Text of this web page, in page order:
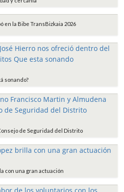
en la Bibe TransBizkaia 2026
sonando?
de Seguridad del Distrito
con una gran actuación